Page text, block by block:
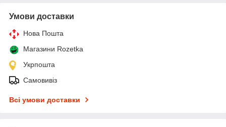
Умови доставки
Нова Пошта
Магазини Rozetka
Укрпошта
Самовивіз
Всі умови доставки